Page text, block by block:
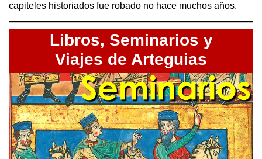
capiteles historiados fue robado no hace muchos años.
Libros, Seminarios y
Viajes de Arteguias